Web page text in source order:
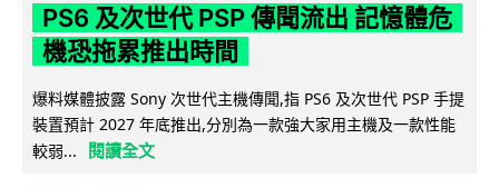
PS6 及次世代 PSP 傳聞流出 記憶體危
機恐拖累推出時間
爆料媒體披露 Sony 次世代主機傳聞,指 PS6 及次世代 PSP 手提
裝置預計 2027 年底推出,分別為一款強大家用主機及一款性能
較弱...
閱讀全文